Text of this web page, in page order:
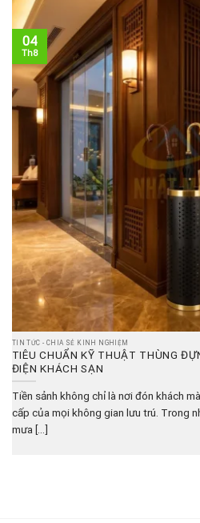
TIN TỨC - CHIA SẺ KINH NGHIỆM
TIÊU CHUẨN KỸ THUẬT THÙNG
ĐIỆN KHÁCH SẠN
Tiền sảnh không chỉ là nơi đón khách
cấp của mọi không gian lưu trú. Trong
mưa [...]
04
Th8